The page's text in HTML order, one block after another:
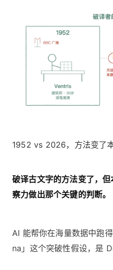
1952 vs 2026，方法变了
破译古文字的方法变了，
察力做出那个关键的判断。
AI 能帮你在海量数据中跑
na」这个突破性假设，是